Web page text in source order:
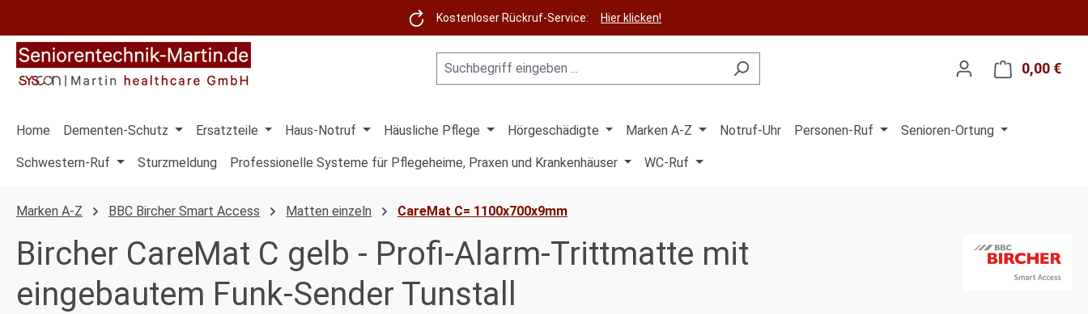
Kostenloser Rückruf-Service: Hier klicken!
0,00 €
Home Dementen-Schutz Ersatzteile Haus-Notruf Häusliche Pflege Hörgeschädigte Marken A-Z Notruf-Uhr Personen-Ruf Senioren-Ortung
Schwestern-Ruf Sturzmeldung Professionelle Systeme für Pflegeheime, Praxen und Krankenhäuser WC-Ruf
Marken A-Z BBC Bircher Smart Access Matten einzeln CareMat C= 1100x700x9mm
Bircher CareMat C gelb - Profi-Alarm-Trittmatte mit
eingebautem Funk-Sender Tunstall